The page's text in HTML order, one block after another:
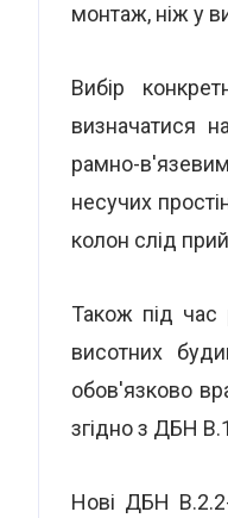
монтаж, ніж у
Вибір
визначатися
рамно-
несучих
колон слід
Також під час
висотних
обов'язково
згідно з ДБН
Нові ДБН